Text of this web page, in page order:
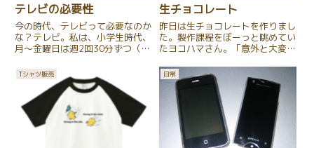
テレビの必要性
今の時代、テレビって必要なのか
な？テレビ。私は、小学生時代、
月〜金曜日は週2回30分ずつ（ア
ヨ！全員集合）のみ、観て良いこ
とになってました。当然、同級生
のテレビの話題にはついて行け
ず・・・、でも、何とか楽しく
過...
生チョコレート
昨日は生チョコレートを作りまし
た。製作課程をぼーっと眺めてい
たヨコハマさん。「意外と大変な
「ぶり大根（ヨコハマさんの得意
料理）作るくらい、結構手間いる
んやで！」と、また余計や発言を
した私です。
Tシャツ販売 日常